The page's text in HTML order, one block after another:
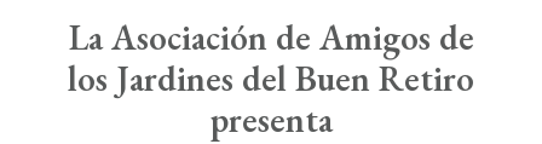
Inicio
Hazte amig@
Actividades
La Asociación de Amigos de
los Jardines del Buen Retiro
presenta